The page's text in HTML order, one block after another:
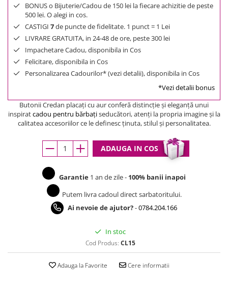
BONUS o Bijuterie/Cadou de 150 lei la fiecare achizitie de peste
500 lei. O alegi in cos.
CASTIGI 7de puncte de fidelitate. 1 punct = 1 Lei
LIVRARE GRATUITA, in 24-48 de ore, peste 300 lei
Impachetare Cadou, disponibila in Cos
Felicitare, disponibila in Cos
Personalizarea Cadourilor* (vezi detalii), disponibila in Cos
*Vezi detalii bonus
Butonii Credan placaţi cu aur conferă distincţie şi eleganţă unui
inspiratcadou pentru bărbaţiseducători, atenţi la propria imagine şi la
calitatea accesoriilor ce le definesc ţinuta, stilul şi personalitatea.
ADAUGA IN COS
Garantie 1 an de zile - 100% banii inapoi
Putem livra cadoul direct sarbatoritului.
Ai nevoie de ajutor?-0784.204.166
In stoc
Cod Produs: CL15
Adauga la Favorite Cere informatii